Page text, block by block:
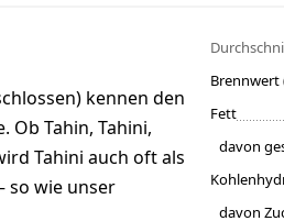
kennen den
Ob Tahin, Tahini,
Tahini auch oft als
so wie unser
Brennwert
Fett
davon
davon